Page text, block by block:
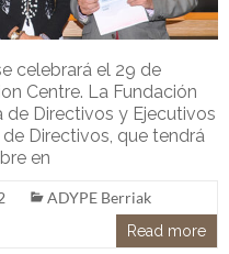
celebrará el 29 de
Centre. La Fundación
de Directivos y Ejecutivos
Directivos, que tendrá
en
ADYPE Berriak
Read more